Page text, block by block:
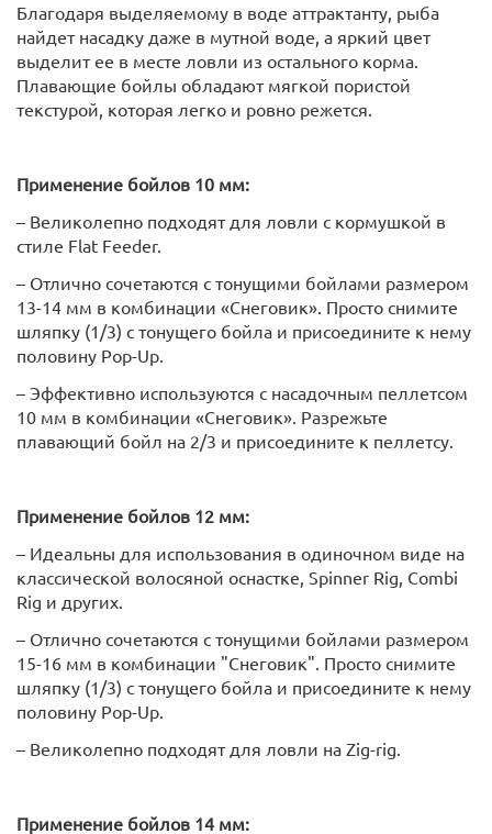
Благодаря выделяемому в воде аттрактанту, рыба
найдет насадку даже в мутной воде, а яркий цвет
выделит ее в месте ловли из остального корма.
Плавающие бойлы обладают мягкой пористой
текстурой, которая легко и ровно режется.
Применение бойлов 10 мм:
– Великолепно подходят для ловли с кормушкой в
стиле Flat Feeder.
– Отлично сочетаются с тонущими бойлами размером
13-14 мм в комбинации «Снеговик». Просто снимите
шляпку (1/3) с тонущего бойла и присоедините к нему
половину Pop-Up.
– Эффективно используются с насадочным пеллетсом
10 мм в комбинации «Снеговик». Разрежьте
плавающий бойл на 2/3 и присоедините к пеллетсу.
Применение бойлов 12 мм:
– Идеальны для использования в одиночном виде на
классической волосяной оснастке, Spinner Rig, Combi
Rig и других.
– Отлично сочетаются с тонущими бойлами размером
15-16 мм в комбинации "Снеговик". Просто снимите
шляпку (1/3) с тонущего бойла и присоедините к нему
половину Pop-Up.
– Великолепно подходят для ловли на Zig-rig.
Применение бойлов 14 мм: